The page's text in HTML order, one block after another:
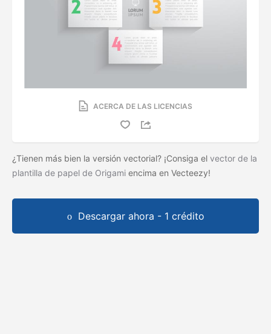
ACERCA DE LAS LICENCIAS
¿Tienen más bien la versión vectorial? ¡Consiga el vector de la
plantilla de papel de Origami encima en Vecteezy!
Descargar ahora - 1 crédito